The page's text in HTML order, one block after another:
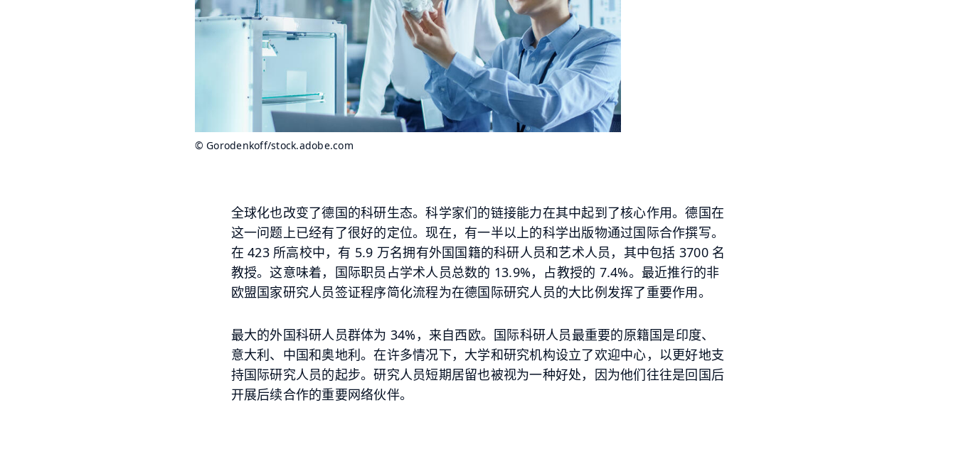
© Gorodenkoff/stock.adobe.com
全球化也改变了德国的科研生态。科学家们的链接能力在其中起到了核心作用。德国在
这一问题上已经有了很好的定位。现在，有一半以上的科学出版物通过国际合作撰写。
在 423 所高校中，有 5.9 万名拥有外国国籍的科研人员和艺术人员，其中包括 3700 名
教授。这意味着，国际职员占学术人员总数的 13.9%，占教授的 7.4%。最近推行的非
欧盟国家研究人员签证程序简化流程为在德国际研究人员的大比例发挥了重要作用。
最大的外国科研人员群体为 34% ，来自西欧。国际科研人员最重要的原籍国是印度、
意大利、中国和奥地利。在许多情况下，大学和研究机构设立了欢迎中心，以更好地支
持国际研究人员的起步。研究人员短期居留也被视为一种好处，因为他们往往是回国后
开展后续合作的重要网络伙伴。